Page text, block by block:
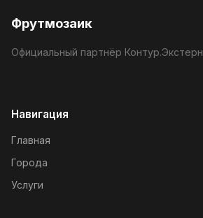
Фрутмозаик
Официальный партнёр Контур.Экстерн
Навигация
Главная
Города
Услуги